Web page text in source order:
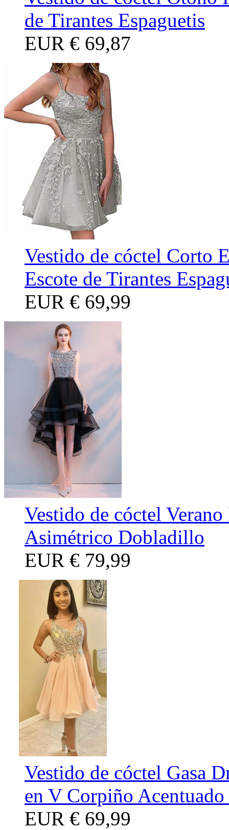
de Tirantes Espaguetis
EUR € 69,87
Vestido de cóctel Corto
Escote de Tirantes
EUR € 69,99
Vestido de cóctel
Asimétrico Dobladillo
EUR € 79,99
Vestido de cóctel Gasa
en V Corpiño Acentuado
EUR € 69,99